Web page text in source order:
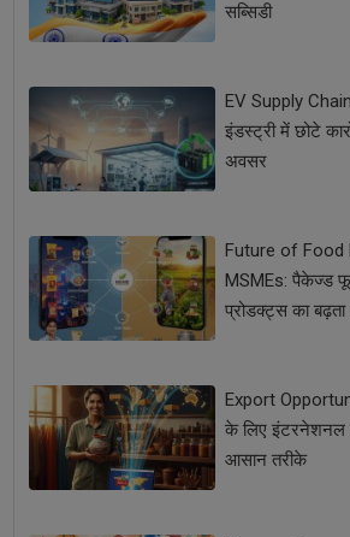
फोटोग्राफी बिजनेस फोटोग्राफी बिजनेस
फोटोग्राफी बिजनेस टिप्स
बिजनेस आइडियाज | Business Ideas
COMMENTS
OTHER ARTICLES
सब्सिडी
EV Supply
इंडस्ट्री में छोटे
अवसर
Future of Food
MSMEs: पैकेज्ड
प्रोडक्ट्स का
Export
के लिए इंटरनेशनल
आसान तरीके